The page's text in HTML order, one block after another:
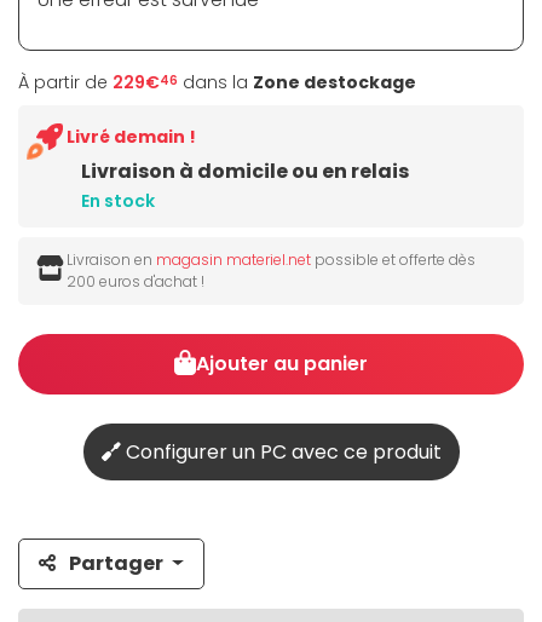
À partir de 229€46 dans la Zone destockage
Livraison à domicile ou en relais
En stock
Livré demain !
Livraison en magasin materiel.net possible et offerte dès
200 euros d'achat !
Ajouter au panier
Configurer un PC avec ce produit
Partager